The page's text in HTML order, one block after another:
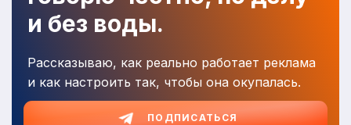
и без воды.
Рассказываю, как реально работает реклама
и как настроить так, чтобы она окупалась.
ПОДПИСАТЬСЯ